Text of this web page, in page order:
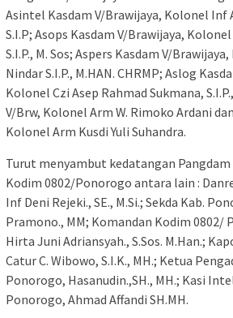
Asintel Kasdam V/Brawijaya, Kolonel Inf
S.I.P; Asops Kasdam V/Brawijaya,
S.I.P., M. Sos; Aspers Kasdam V/
Nindar S.I.P., M.HAN. CHRMP; Aslog
Kolonel Czi Asep Rahmad Sukmana,
V/Brw, Kolonel Arm W. Rimoko Ardani
Kolonel Arm Kusdi Yuli Suhandra.
Turut menyambut kedatangan Pangdam
Kodim 0802/Ponorogo antara lain :
Inf Deni Rejeki., SE., M.Si.; Sekda Kab.
Pramono., MM; Komandan Kodim
Hirta Juni Adriansyah., S.Sos. M.Han.;
Catur C. Wibowo, S.I.K., MH.; Ketua
Ponorogo, Hasanudin.,SH., MH.; Kasi
Ponorogo, Ahmad Affandi SH.MH.